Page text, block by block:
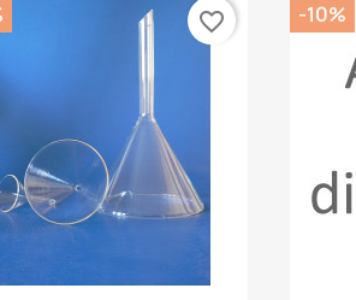
favorite_border -10%